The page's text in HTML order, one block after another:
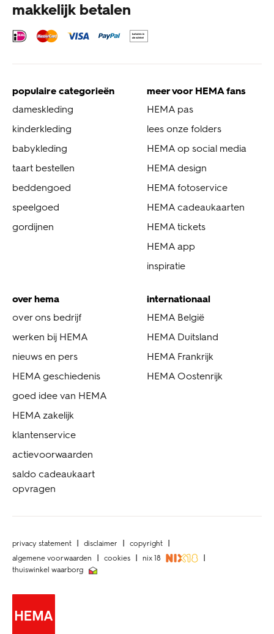
makkelijk betalen
populaire categorieën
dameskleding
kinderkleding
babykleding
taart bestellen
beddengoed
speelgoed
gordijnen
meer voor HEMA fans
HEMA pas
lees onze folders
HEMA op social media
HEMA design
HEMA fotoservice
HEMA cadeaukaarten
HEMA tickets
HEMA app
inspiratie
over hema
over ons bedrijf
werken bij HEMA
nieuws en pers
HEMA geschiedenis
goed idee van HEMA
HEMA zakelijk
klantenservice
actievoorwaarden
saldo cadeaukaart
opvragen
internationaal
HEMA België
HEMA Duitsland
HEMA Frankrijk
HEMA Oostenrijk
privacy statement disclaimer
copyright
algemene voorwaarden
cookies
nix 18
thuiswinkel waarborg